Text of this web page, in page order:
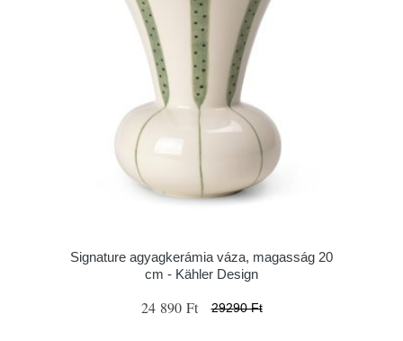
Signature agyagkerámia váza, magasság 20
cm - Kähler Design
24 890 Ft 29290 Ft